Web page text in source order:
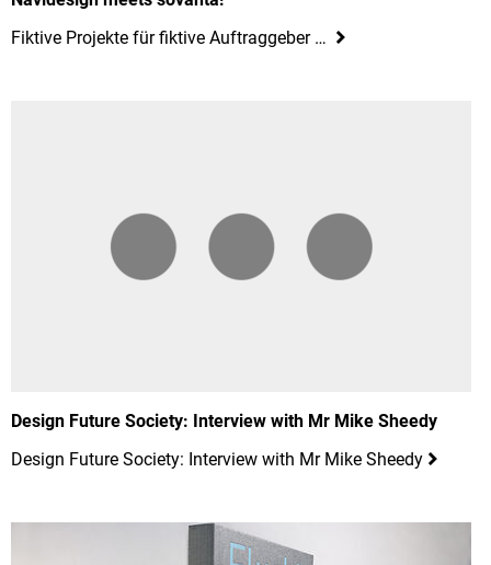
Fiktive Projekte für fiktive Auftraggeber …
Design Future Society: Interview with Mr Mike Sheedy
Design Future Society: Interview with Mr Mike Sheedy